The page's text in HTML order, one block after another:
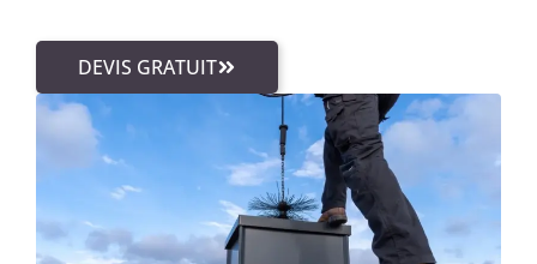
DEVIS GRATUIT